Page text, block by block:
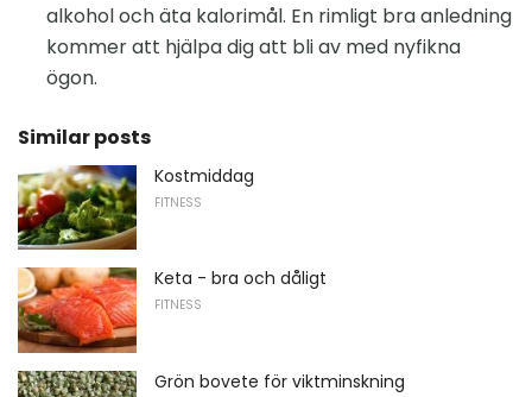
alkohol och äta kalorimål. En rimligt bra anledning
kommer att hjälpa dig att bli av med nyfikna
ögon.
Similar posts
Kostmiddag
FITNESS
Keta - bra och dåligt
FITNESS
Grön bovete för viktminskning